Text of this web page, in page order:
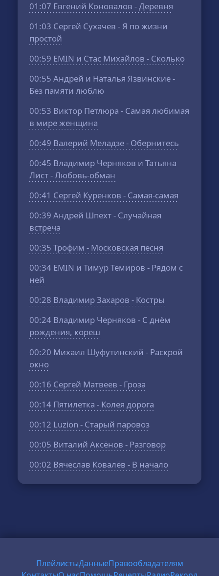
01:07 Евгений Коновалов - Деревня
01:03 Сергей Сухачев - Я по жизни
простой
00:59 EMIN и Стас Михайлов - Сколько
00:55 Андрей и Наталья Язвинские -
Без памяти люблю
00:53 Виктор Петлюра - Самая любимая
в мире женщина
00:49 Валерий Меладзе - Обернитесь
00:45 Владимир Черняков и Татьяна
Лист - Любовь-обман
00:41 Сергей Куренков - Самая-самая
00:39 Андрей Шпехт - Случайная
встреча
00:35 Трофим - Московская песня
00:34 EMIN и Тимур Темиров - Рядом с
ней
00:28 Владимир Захаров - Костры
00:24 Владимир Черняков - С днём
рождения, кореш
00:20 Михаил Шуфутинский - Раскрой
окно
00:16 Сергей Матвеев - Гроза
00:14 Пятилетка - Колея дорога
00:12 Luzion - Старый паровоз
00:05 Виталий Аксёнов - Разговор
00:02 Вячеслав Ковалёв - В начало
ПлейлистыДанныеПравообладателям